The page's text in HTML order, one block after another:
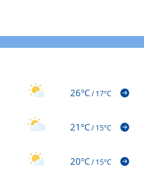
26°C/17°C
21°C/15°C
20°C/15°C